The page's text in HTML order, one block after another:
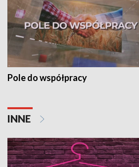
Pole do współpracy
INNE